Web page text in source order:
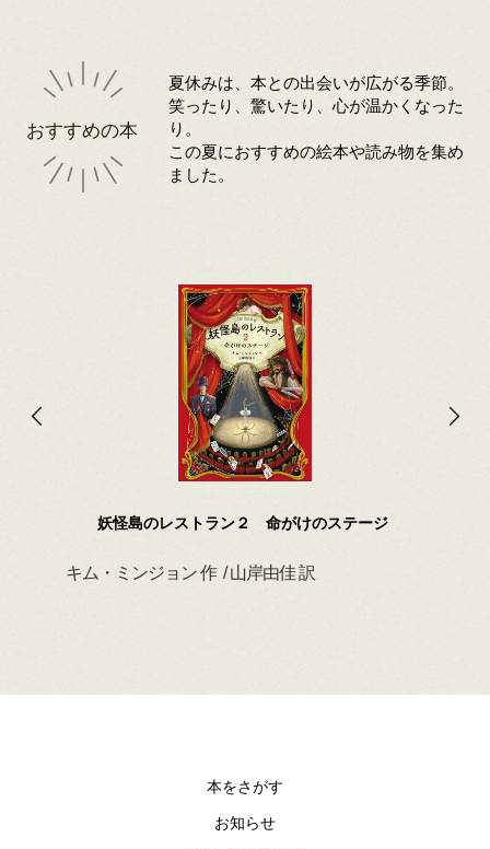
おすすめの本
夏休みは、本との出会いが広がる季節。
笑ったり、驚いたり、心が温かくなった
り。
この夏におすすめの絵本や読み物を集め
ました。
妖怪島のレストラン２ 命がけのステージ
キム・ミンジョン 作 / 山岸由佳 訳
本をさがす
お知らせ